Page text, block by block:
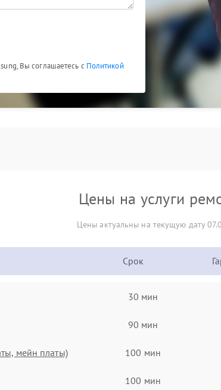
Вы соглашаетесь с Политикой
Цены на услуги
Цены актуальны на текущую дату
Срок
30 мин
90 мин
мейн платы) 100 мин
100 мин